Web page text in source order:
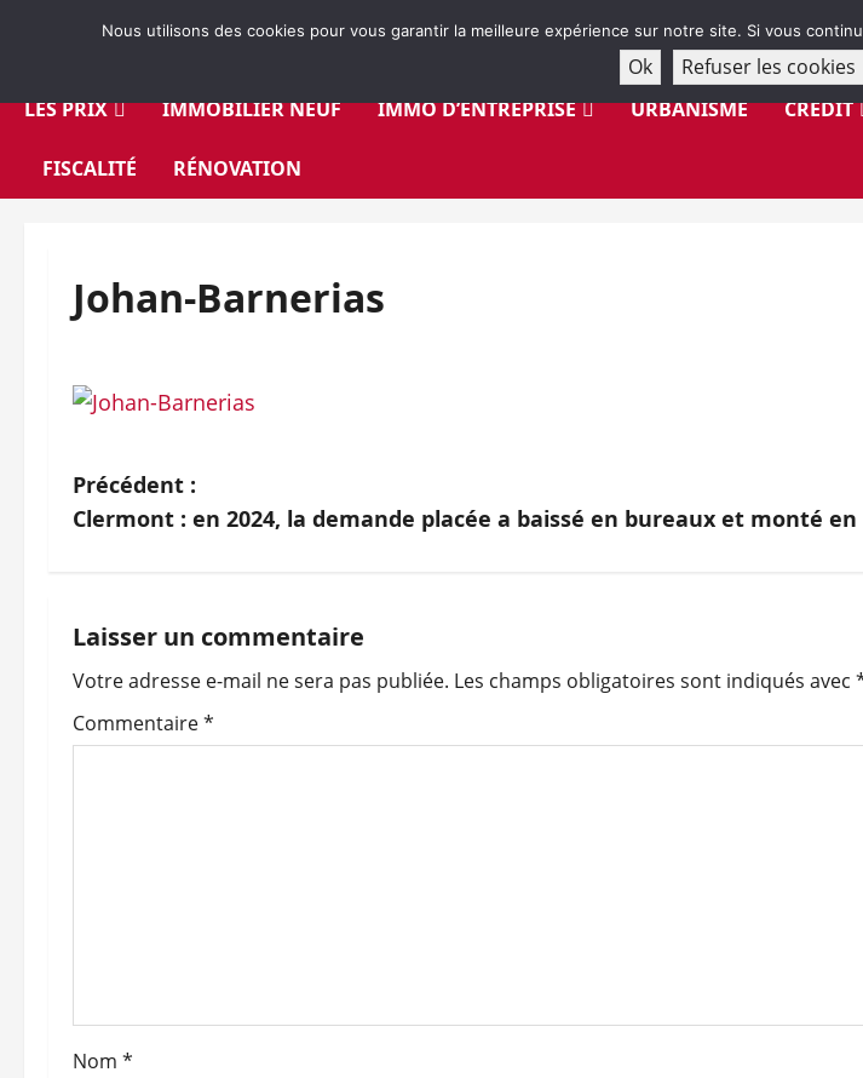
LES PRIX
IMMOBILIER NEUF IMMO D’ENTREPRISE URBANISME CRÉDIT
FISCALITÉ RÉNOVATION
Johan-Barnerias
N
a
i
g
a
’
Précédent :
Clermont : en 2024, la demande placée a baissé en bureaux et monté
Laisser un commentaire
Votre adresse e-mail ne sera pas publiée. Les champs obligatoires sont indiqués avec
Commentaire*
Nom *
Nous utilisons des cookies pour vous garantir la meilleure expérience sur notre site. Si vous
Ok Refuser les cookies